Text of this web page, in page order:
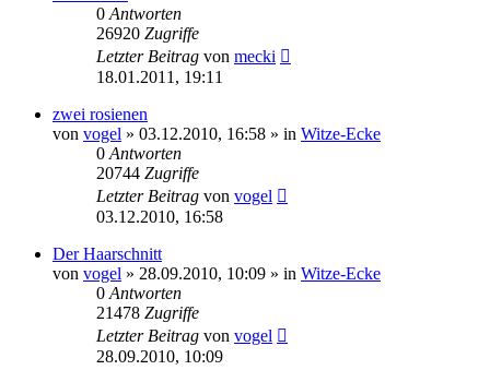
0 Antworten
26920 Zugriffe
Letzter Beitrag von mecki
18.01.2011, 19:11
zwei rosienen
von vogel » 03.12.2010, 16:58 » in Witze-Ecke
0 Antworten
20744 Zugriffe
Letzter Beitrag von vogel
03.12.2010, 16:58
Der Haarschnitt
von vogel » 28.09.2010, 10:09 » in Witze-Ecke
0 Antworten
21478 Zugriffe
Letzter Beitrag von vogel
28.09.2010, 10:09